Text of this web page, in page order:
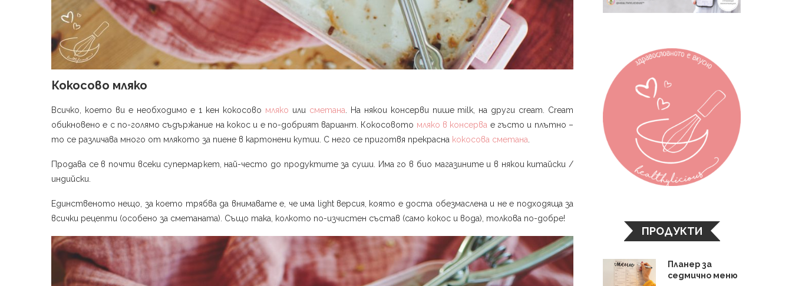
Кокосово мляко
Всичко, което ви е необходимо е 1 кен кокосово мляко или сметана . На някои консерви пише milk, на други cream. Cream
обикновено е с по-голямо съдържание на кокос и е по-добрият вариант. Кокосовото мляко в консерва е гъсто и плътно –
то се различава много от млякото за пиене в картонени кутии. С него се приготвя прекрасна кокосова сметана
Продава се в почти всеки супермаркет, най-често до продуктите за суши. Има го в био магазините и в някои китайски /
индийски.
Единственото нещо, за което трябва да внимавате е, че има light версия, която е доста обезмаслена и не е подходяща за
всички рецепти (особено за сметаната). Също така, колкото по-изчистен състав (само кокос и вода), толкова по-добре!
ПРОДУКТИ
Планер за
седмично меню